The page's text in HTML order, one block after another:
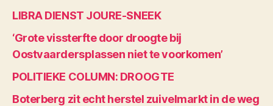
LIBRA DIENST JOURE-SNEEK
‘Grote vissterfte door droogte bij
Oostvaardersplassen niet te voorkomen’
POLITIEKE COLUMN: DROOGTE
Boterberg zit echt herstel zuivelmarkt in de weg